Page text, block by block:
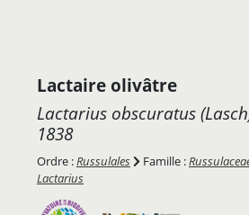
Lactaire olivâtre
Lactarius obscuratus
1838
Ordre :Russulales Famille :
Lactarius